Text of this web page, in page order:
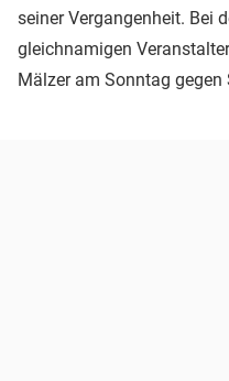
seiner Vergangenheit. Bei
gleichnamigen
Mälzer am Sonntag gegen